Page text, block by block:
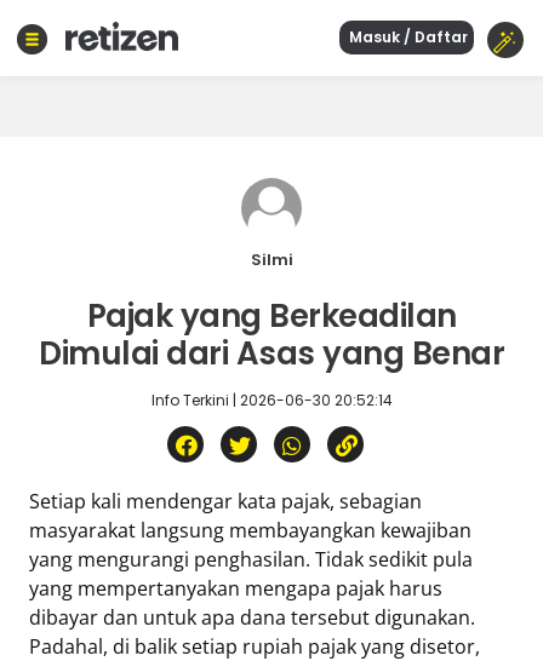
Masuk / Daftar
Silmi
Pajak yang Berkeadilan
Dimulai dari Asas yang Benar
Info Terkini | 2026-06-30 20:52:14
Setiap kali mendengar kata pajak, sebagian
masyarakat langsung membayangkan kewajiban
yang mengurangi penghasilan. Tidak sedikit pula
yang mempertanyakan mengapa pajak harus
dibayar dan untuk apa dana tersebut digunakan.
Padahal, di balik setiap rupiah pajak yang disetor,
Kuliner
Wisata
Eduaksi
Info
Terkini